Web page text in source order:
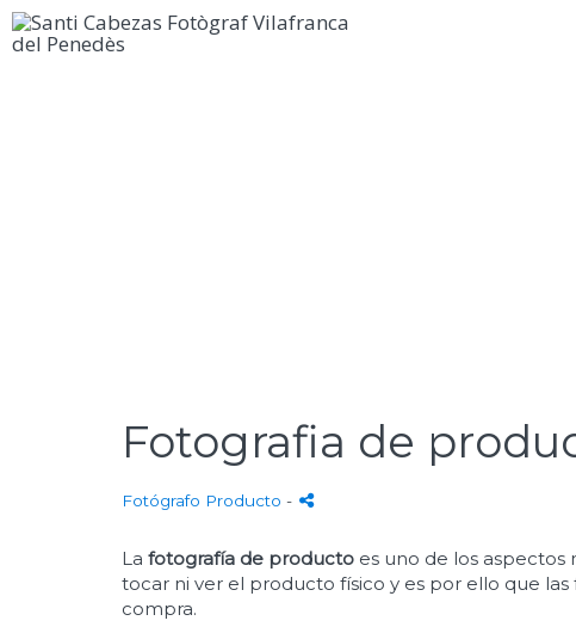
Fotografia de
Fotógrafo Producto -
La fotografía de producto es uno de los
tocar ni ver el producto físico y es por ello que
compra.